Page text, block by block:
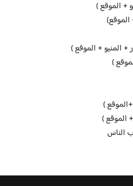
+ الموقع )
+ المنيو + الموقع )
)
)
الموقع )
الناس